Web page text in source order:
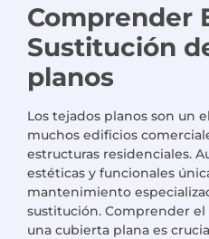
Comprender
Sustitución
planos
Los tejados planos son un
muchos edificios
estructuras residenciales.
estéticas y funcionales
mantenimiento
sustitución. Comprender
una cubierta plana es